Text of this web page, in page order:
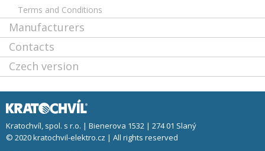
Terms and Conditions
Manufacturers
Contacts
Czech version
Kratochvíl, spol. s r.o. | Bienerova 1532 | 274 01 Slaný
© 2020 kratochvil-elektro.cz | All rights reserved